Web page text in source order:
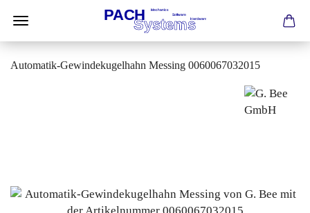
Automatik-Gewindekugelhahn Messing 0060067032015